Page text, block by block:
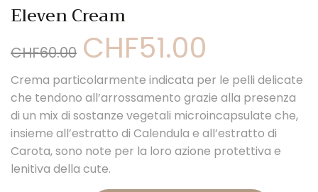
Eleven Cream
CHF60.00 prezzo
era:
CHF60.00.
CHF51.00
è:
CHF51.00.
Crema particolarmente indicata per le pelli delicate
che tendono all’arrossamento grazie alla presenza
di un mix di sostanze vegetali microincapsulate che,
insieme all’estratto di Calendula e all’estratto di
Carota, sono note per la loro azione protettiva e
lenitiva della cute.